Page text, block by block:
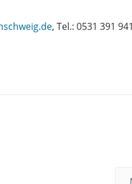
, Tel.: 0531 391